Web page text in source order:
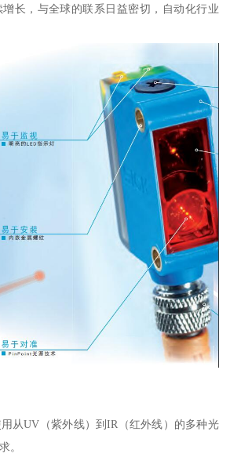
长，与全球的联系日益密切，自动化行业
从UV（紫外线）到IR（红外线）的多种光
。